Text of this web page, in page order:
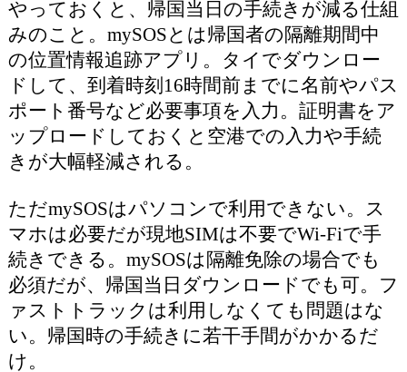
やっておくと、帰国当日の手続きが減る仕組
みのこと。mySOSとは帰国者の隔離期間中
の位置情報追跡アプリ。タイでダウンロー
ドして、到着時刻16時間前までに名前やパス
ポート番号など必要事項を入力。証明書をア
ップロードしておくと空港での入力や手続
きが大幅軽減される。
ただmySOSはパソコンで利用できない。ス
マホは必要だが現地SIMは不要でWi-Fiで手
続きできる。mySOSは隔離免除の場合でも
必須だが、帰国当日ダウンロードでも可。フ
ァストトラックは利用しなくても問題はな
い。帰国時の手続きに若干手間がかかるだ
け。